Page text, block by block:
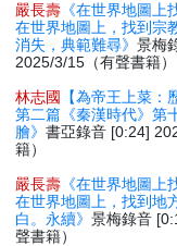
嚴長壽 《在世界地圖上
在世界地圖上，找到宗
消失，典範難尋》景梅
2025/3/15（有聲書籍）
林志國
【為帝王上菜：
第二篇《秦漢時代》第
膾》書亞錄音 [0:24]
籍）
嚴長壽 《在世界地圖上
在世界地圖上，找到地
白。永續》景梅錄音
聲書籍）